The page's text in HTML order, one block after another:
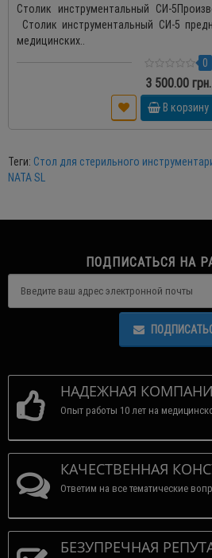
Столик инструментальный СИ-
Столик инструментальный СИ-5
медицинских..
0
3 500.00 грн.
В корзину
Теги: Стол для стерильного
NATA SL
ПОДПИСАТЬСЯ НА
НАДЕЖНАЯ
Опыт работы 10 лет на
КАЧЕСТВЕННАЯ
Ответим на все тематические
БЕЗУПРЕЧНАЯ